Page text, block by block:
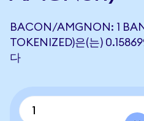
BACON/AMGNON: 1
TOKENIZED)은(는)
다